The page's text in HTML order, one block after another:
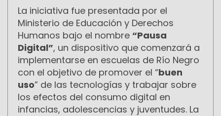
La iniciativa fue presentada por el
Ministerio de Educación y Derechos
Humanos bajo el nombre “Pausa
Digital”, un dispositivo que comenzará a
implementarse en escuelas de Río Negro
con el objetivo de promover el “buen
uso” de las tecnologías y trabajar sobre
los efectos del consumo digital en
infancias, adolescencias y juventudes. La